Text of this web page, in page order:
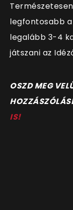
legfontosabb
legalább 3-4
játszani az
OSZD MEG
IS!